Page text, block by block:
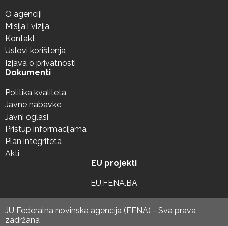
O agenciji
Misija i vizija
Kontakt
Uslovi korištenja
Izjava o privatnosti
Dokumenti
Politika kvaliteta
Javne nabavke
Javni oglasi
Pristup informacijama
Plan integriteta
Akti
EU projekti
EU.FENA.BA
JU Federalna novinska agencija (FENA) - Sva prava
zadržana